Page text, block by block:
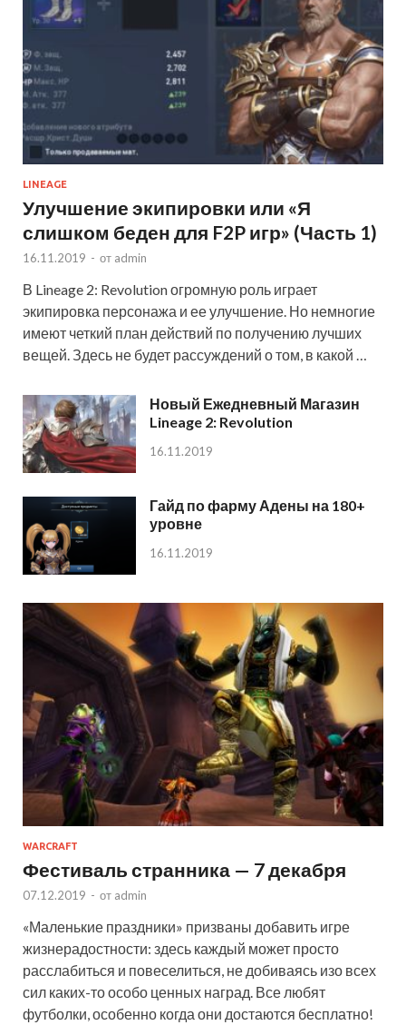
LINEAGE
Улучшение экипировки или «Я
слишком беден для F2P игр» (Часть 1)
16.11.2019 - от admin
В Lineage 2: Revolution огромную роль играет
экипировка персонажа и ее улучшение. Но немногие
имеют четкий план действий по получению лучших
вещей. Здесь не будет рассуждений о том, в какой …
Новый Ежедневный Магазин
Lineage 2: Revolution
16.11.2019
Гайд по фарму Адены на 180+
уровне
16.11.2019
WARCRAFT
Фестиваль странника — 7 декабря
07.12.2019 - от admin
«Маленькие праздники» призваны добавить игре
жизнерадостности: здесь каждый может просто
расслабиться и повеселиться, не добиваясь изо всех
сил каких-то особо ценных наград. Все любят
футболки, особенно когда они достаются бесплатно!